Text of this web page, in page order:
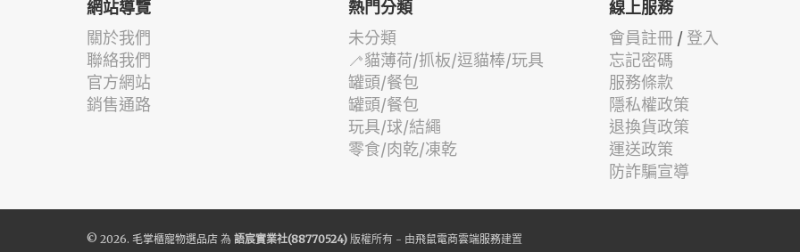
網站導覽
關於我們
聯絡我們
官方網站
銷售通路
熱門分類
未分類
🦯貓薄荷/抓板/逗貓棒/玩具
罐頭/餐包
罐頭/餐包
玩具/球/結繩
零食/肉乾/凍乾
線上服務
會員註冊 / 登入
忘記密碼
服務條款
隱私權政策
退換貨政策
運送政策
防詐騙宣導
© 2026. 毛掌櫃寵物選品店 為 語宸實業社(88770524) 版權所有 - 由飛鼠電商雲端服務建置